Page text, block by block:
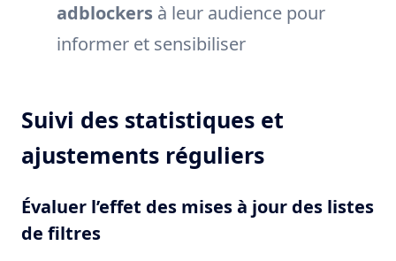
adblockers à leur audience pour
informer et sensibiliser
Suivi des statistiques et
ajustements réguliers
Évaluer l’effet des mises à jour des listes
de filtres